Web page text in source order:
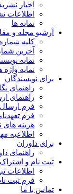
اخبار نشریه
اطلاعات
نمایه ها
آرشیو مجله و
کلیه
آخرین شماره
نمایه
نمایه واژه
برای نویسندگان
راهنمای
راهنمای
فرم ارسال
فرم تعهدنامه
هزینه های
اطلاعیه مهم
برای داوران
راهنمای
ثبت نام و اشتراک
اطلاعات
فرم ثبت نام
تماس با ما